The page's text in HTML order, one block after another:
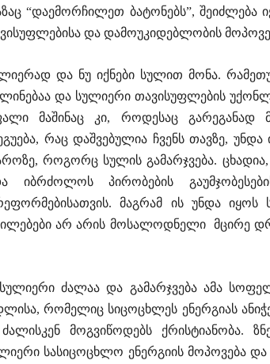
“დაემორჩილეთ ბატონებს”, შეიძლება
და დამოუკიდებლობის
და ნუ იქნები სულით მონა.
და სულიერი თავისუფლების
მაშინაც კი, როდესაც გარეგანად
რაც დაშვებულია ჩვენს თავზე,
როგორც სულის გამარჯვება. ცხადია,
იბრძოლოს პირობების
მაგრამ ის უნდა იყოს
არ არის მოსალოდნელი მცირე
ძალაა და გამარჯვება ამა
რომელიც სიცოცხლეს ენერგიას
მოგვიწოდებს ქრისტიანობა.
სასიცოცხლო ენერგიის მოპოვება და